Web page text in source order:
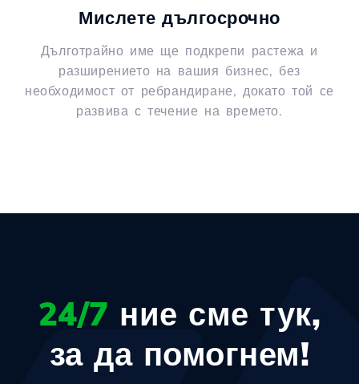
Мислете дългосрочно
Дълготрайно име ще подкрепи растежа и
разширението на вашия бизнес, без
необходимост от ребрандиране, докато той се
развива с течение на времето.
24/7 ние сме тук,
за да помогнем!